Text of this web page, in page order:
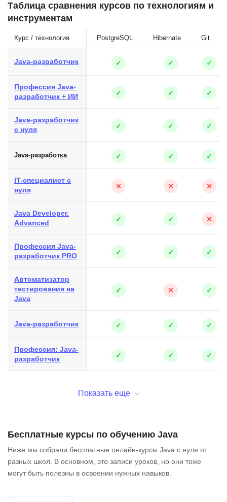
Таблица сравнения курсов по технологиям и
инструментам
Курс / технология PostgreSQL Hibernate Git
Java-разработчик ✓ ✓ ✓
Профессия Java-
разработчик + ИИ
✓ ✓ ✓
Java-разработчик
с нуля
✓ ✓ ✓
Java-разработка ✓ ✓ ✓
IT-специалист с
нуля
✕ ✕ ✕
Java Developer.
Advanced
✓ ✓ ✕
Профессия Java-
разработчик PRO
✓ ✓ ✓
Автоматизатор
тестирования на
Java
✓ ✕ ✓
Java-разработчик ✓ ✓ ✓
Профессия: Java-
разработчик
✓ ✓ ✓
Показать еще
Бесплатные курсы по обучению Java
Ниже мы собрали бесплатные онлайн-курсы Java с нуля от
разных школ. В основном, это записи уроков, но они тоже
могут быть полезны в освоении нужных навыков.